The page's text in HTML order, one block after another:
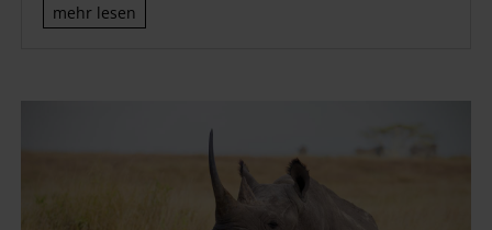
mehr lesen